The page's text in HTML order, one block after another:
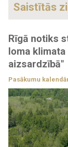
Saistītās
Rīgā notiks
loma
aizsardzībā"
Pasākumu